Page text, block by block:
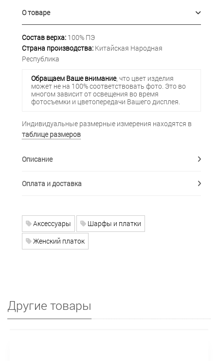
О товаре
Состав верха: 100% ПЭ
Страна производства: Китайская Народная
Республика
Обращаем Ваше внимание, что цвет изделия
может не на 100% соответствовать фото. Это во
многом зависит от освещения во время
фотосъемки и цветопередачи Вашего дисплея.
Индивидуальные размерные измерения находятся в
таблице размеров
Описание
Оплата и доставка
Аксессуары
Шарфы и платки
Женский платок
Другие товары